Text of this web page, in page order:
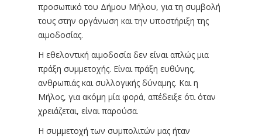
προσωπικό του Δήμου Μήλου, για τη συμβολή
τους στην οργάνωση και την υποστήριξη της
αιμοδοσίας.
Η εθελοντική αιμοδοσία δεν είναι απλώς μια
πράξη συμμετοχής. Είναι πράξη ευθύνης,
ανθρωπιάς και συλλογικής δύναμης. Και η
Μήλος, για ακόμη μία φορά, απέδειξε ότι όταν
χρειάζεται, είναι παρούσα.
Η συμμετοχή των συμπολιτών μας ήταν